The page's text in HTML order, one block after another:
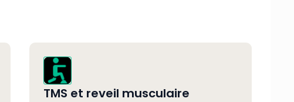
TMS et reveil musculaire